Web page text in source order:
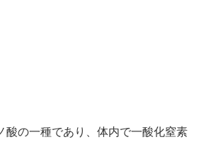
酸の一種であり、体内で一酸化窒素